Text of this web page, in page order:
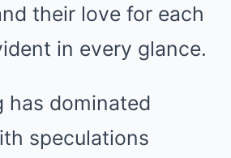
their love for each
in every glance.
has dominated
speculations